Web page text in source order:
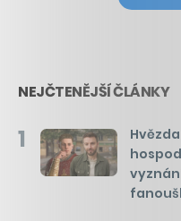
NEJČTENĚJŠÍ ČLÁNKY
1